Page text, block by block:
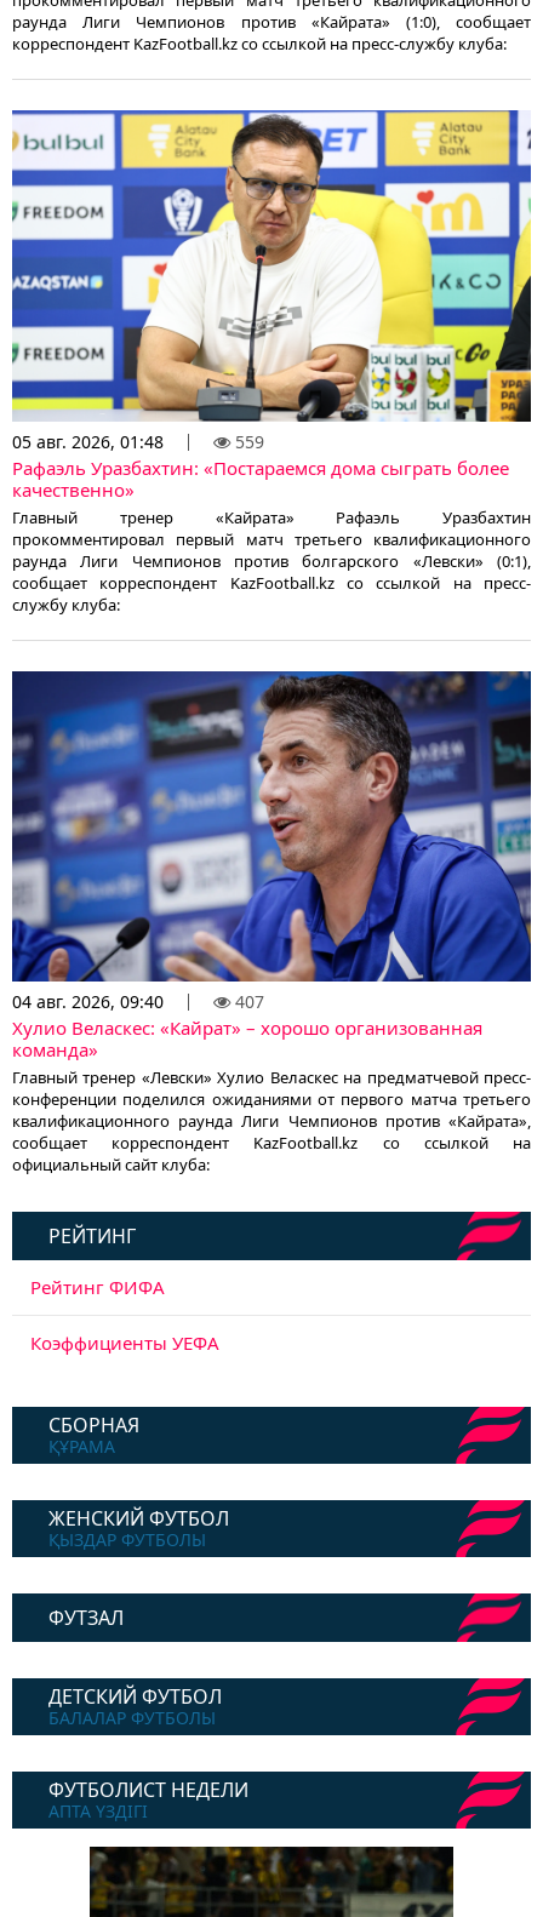
раунда Лиги Чемпионов против «Кайрата» (1:0), сообщает
корреспондент KazFootball.kz со ссылкой на пресс-службу клуба:
05 авг. 2026, 01:48 559
Рафаэль Уразбахтин: «Постараемся дома сыграть более
качественно»
Главный тренер «Кайрата» Рафаэль Уразбахтин
прокомментировал первый матч третьего квалификационного
раунда Лиги Чемпионов против болгарского «Левски» (0:1),
сообщает корреспондент KazFootball.kz со ссылкой на пресс-
службу клуба:
04 авг. 2026, 09:40 407
Хулио Веласкес: «Кайрат» – хорошо организованная
команда»
Главный тренер «Левски» Хулио Веласкес на предматчевой пресс-
конференции поделился ожиданиями от первого матча третьего
квалификационного раунда Лиги Чемпионов против «Кайрата»,
сообщает корреспондент KazFootball.kz со ссылкой на
официальный сайт клуба:
РЕЙТИНГ
Рейтинг ФИФА
Коэффициенты УЕФА
СБОРНАЯ
ҚҰРАМА
ЖЕНСКИЙ ФУТБОЛ
ҚЫЗДАР ФУТБОЛЫ
ФУТЗАЛ
ДЕТСКИЙ ФУТБОЛ
БАЛАЛАР ФУТБОЛЫ
ФУТБОЛИСТ НЕДЕЛИ
АПТА ҮЗДІГІ